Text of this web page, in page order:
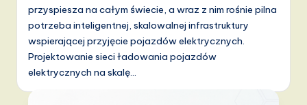
przyspiesza na całym świecie, a wraz z nim rośnie pilna
potrzeba inteligentnej, skalowalnej infrastruktury
wspierającej przyjęcie pojazdów elektrycznych.
Projektowanie sieci ładowania pojazdów
elektrycznych na skalę…